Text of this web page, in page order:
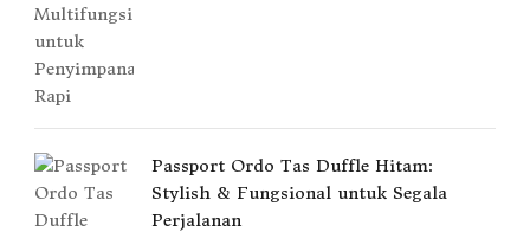
Passport Ordo Tas Duffle Hitam:
Stylish & Fungsional untuk Segala
Perjalanan